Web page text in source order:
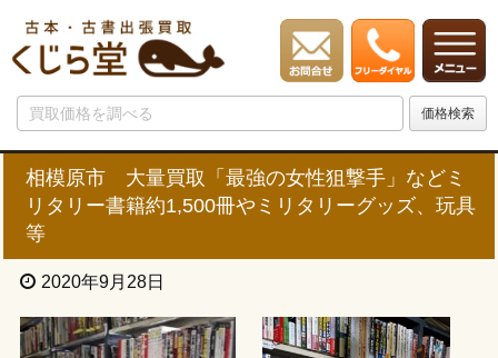
相模原市 大量買取「最強の女性狙撃手」などミ
リタリー書籍約1,500冊やミリタリーグッズ、玩具
等
2020年9月28日